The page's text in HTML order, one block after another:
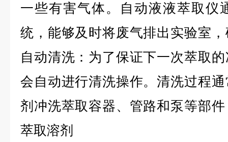
一些有害气体。自动液液萃取仪
统，能够及时将废气排出实验室
自动清洗：为了保证下一次萃取
会自动进行清洗操作。清洗过程
剂冲洗萃取容器、管路和泵等部
萃取溶剂